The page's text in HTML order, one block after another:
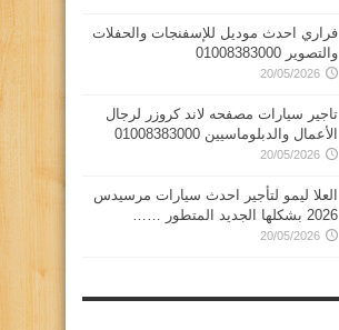
فراري احدث موديل للإسفنجات والحفلات
والتصوير 01008383000
20/05/2026
تاجير سيارات مصفحه لاند كروزر لرجال
الأعمال والدبلوماسيين 01008383000
20/05/2026
العلا ليمو لتأجير احدث سيارات مرسيدس
2026 بشكلها الجديد المتطور ……
20/05/2026